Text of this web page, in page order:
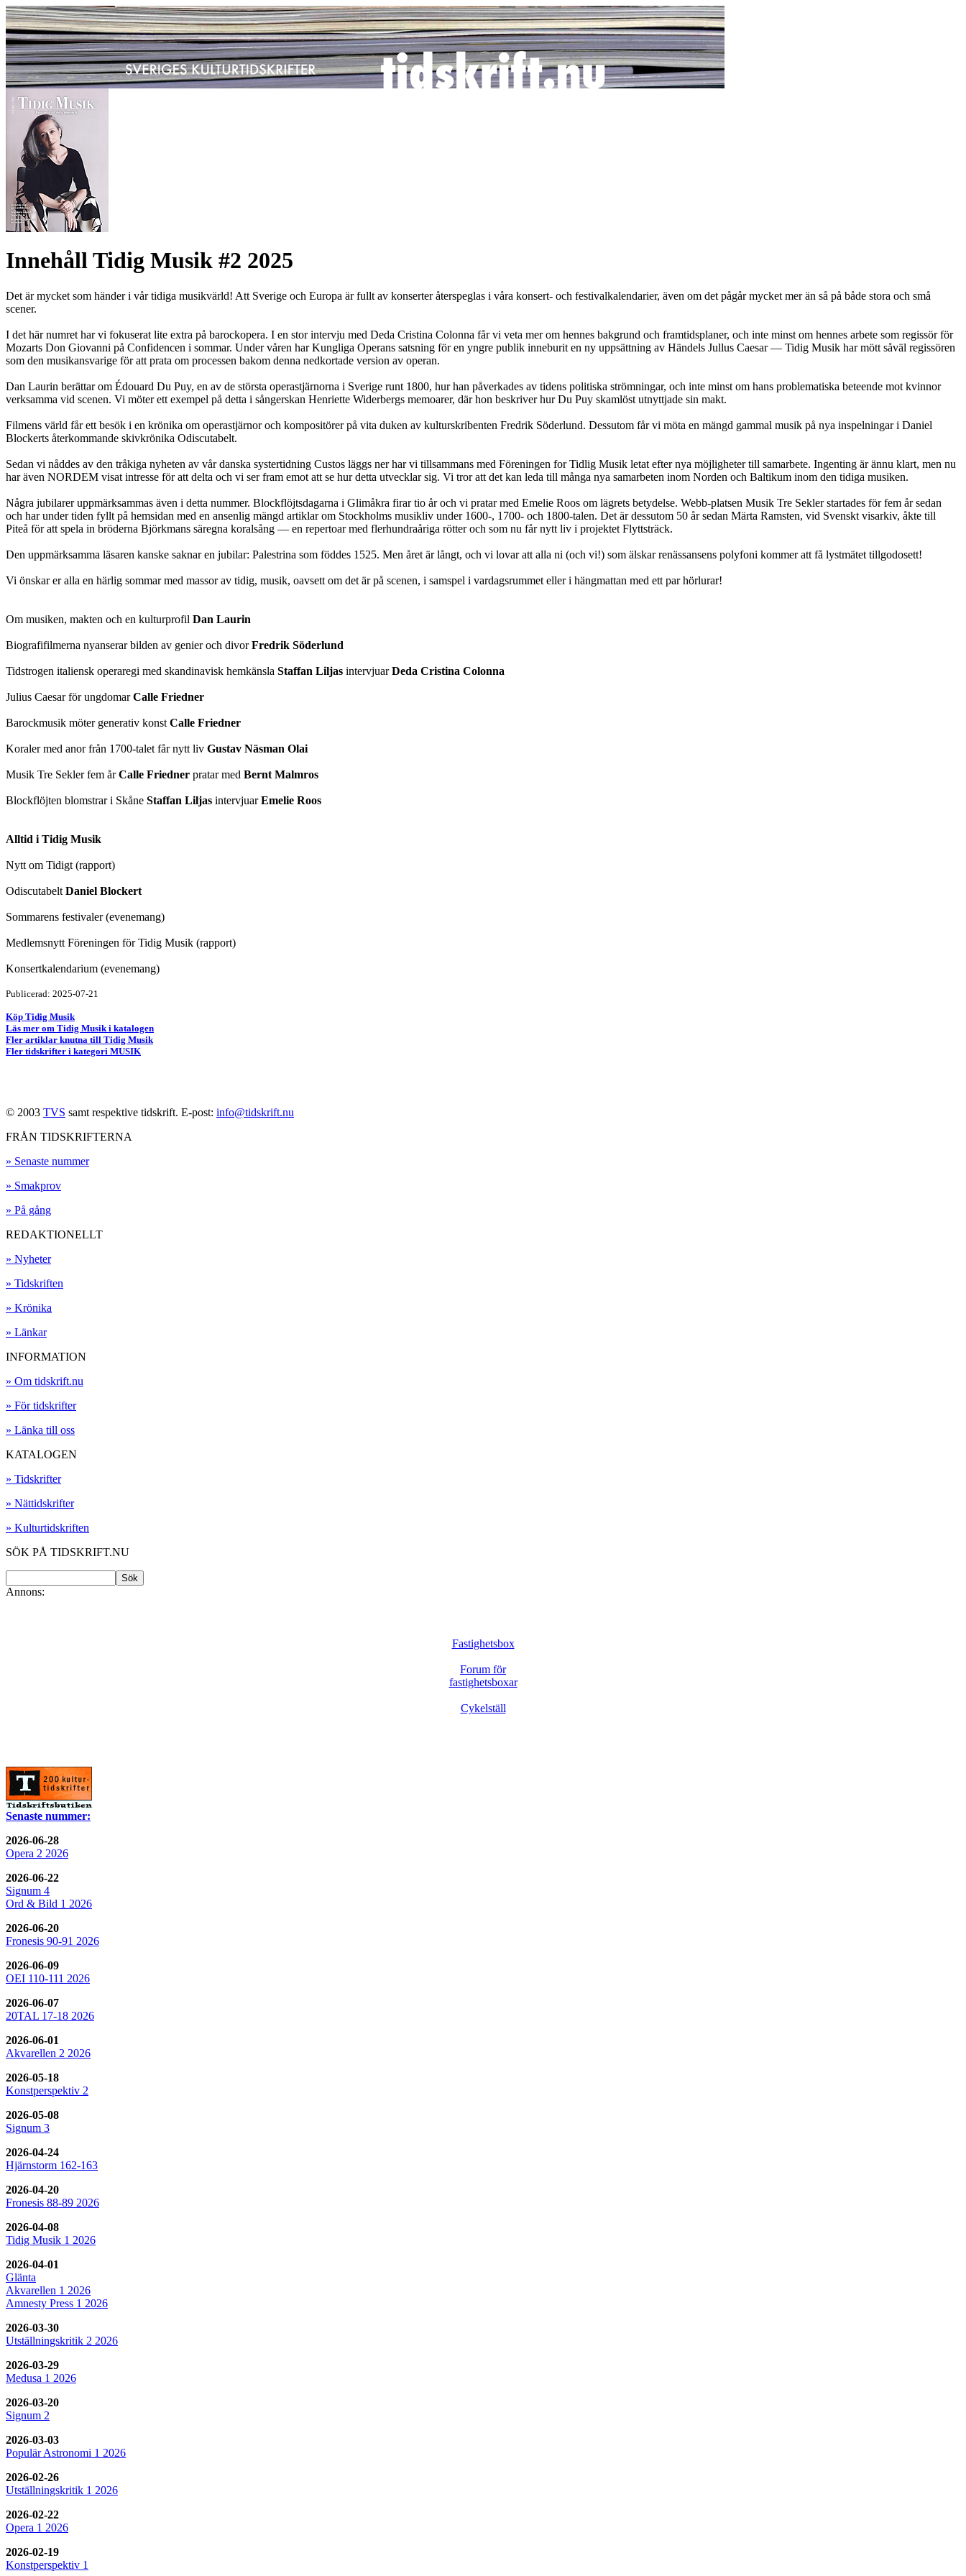
Innehåll Tidig Musik #2 2025
Det är mycket som händer i vår tidiga musikvärld! Att Sverige och Europa är fullt av konserter återspeglas i våra konsert- och festivalkalendarier, även om det pågår mycket mer än så på både stora och små
scener.
I det här numret har vi fokuserat lite extra på barockopera. I en stor intervju med Deda Cristina Colonna får vi veta mer om hennes bakgrund och framtidsplaner, och inte minst om hennes arbete som regissör för
Mozarts Don Giovanni på Confidencen i sommar. Under våren har Kungliga Operans satsning för en yngre publik inneburit en ny uppsättning av Händels Jullus Caesar — Tidig Musik har mött såväl regissören
som den musikansvarige för att prata om processen bakom denna nedkortade version av operan.
Dan Laurin berättar om Édouard Du Puy, en av de största operastjärnorna i Sverige runt 1800, hur han påverkades av tidens politiska strömningar, och inte minst om hans problematiska beteende mot kvinnor
verksamma vid scenen. Vi möter ett exempel på detta i sångerskan Henriette Widerbergs memoarer, där hon beskriver hur Du Puy skamlöst utnyttjade sin makt.
Filmens värld får ett besök i en krönika om operastjärnor och kompositörer på vita duken av kulturskribenten Fredrik Söderlund. Dessutom får vi möta en mängd gammal musik på nya inspelningar i Daniel
Blockerts återkommande skivkrönika Odiscutabelt.
Sedan vi nåddes av den tråkiga nyheten av vår danska systertidning Custos läggs ner har vi tillsammans med Föreningen for Tidlig Musik letat efter nya möjligheter till samarbete. Ingenting är ännu klart, men nu
har även NORDEM visat intresse för att delta och vi ser fram emot att se hur detta utvecklar sig. Vi tror att det kan leda till många nya samarbeten inom Norden och Baltikum inom den tidiga musiken.
Några jubilarer uppmärksammas även i detta nummer. Blockflöjtsdagarna i Glimåkra firar tio år och vi pratar med Emelie Roos om lägrets betydelse. Webb-platsen Musik Tre Sekler startades för fem år sedan
och har under tiden fyllt på hemsidan med en ansenlig mängd artiklar om Stockholms musikliv under 1600-, 1700- och 1800-talen. Det är dessutom 50 år sedan Märta Ramsten, vid Svenskt visarkiv, åkte till
Piteå för att spela in bröderna Björkmans säregna koralsång — en repertoar med flerhundraåriga rötter och som nu får nytt liv i projektet Flyttsträck.
Den uppmärksamma läsaren kanske saknar en jubilar: Palestrina som föddes 1525. Men året är långt, och vi lovar att alla ni (och vi!) som älskar renässansens polyfoni kommer att få lystmätet tillgodosett!
Vi önskar er alla en härlig sommar med massor av tidig, musik, oavsett om det är på scenen, i samspel i vardagsrummet eller i hängmattan med ett par hörlurar!
Om musiken, makten och en kulturprofil Dan Laurin
Biografifilmerna nyanserar bilden av genier och divorFredrik Söderlund
Tidstrogen italiensk operaregi med skandinavisk hemkänsla Staffan Liljas intervjuarDeda Cristina Colonna
Julius Caesar för ungdomarCalle Friedner
Barockmusik möter generativ konst Calle Friedner
Koraler med anor från 1700-talet får nytt liv Gustav Näsman Olai
Musik Tre Sekler fem årCalle Friedner pratar med Bernt Malmros
Blockflöjten blomstrar i Skåne Staffan Liljas intervjuarEmelie Roos
Alltid i Tidig Musik
Nytt om Tidigt (rapport)
Odiscutabelt Daniel Blockert
Sommarens festivaler (evenemang)
Medlemsnytt Föreningen för Tidig Musik (rapport)
Konsertkalendarium (evenemang)
Publicerad: 2025-07-21
Köp Tidig Musik
Läs mer om Tidig Musik i katalogen
Fler artiklar knutna till Tidig Musik
Fler tidskrifter i kategori MUSIK
© 2003 TVS samt respektive tidskrift. E-post: info@tidskrift.nu
FRÅN TIDSKRIFTERNA
» Senaste nummer
» Smakprov
» På gång
REDAKTIONELLT
» Nyheter
» Tidskriften
» Krönika
» Länkar
INFORMATION
» Om tidskrift.nu
» För tidskrifter
» Länka till oss
KATALOGEN
» Tidskrifter
» Nättidskrifter
» Kulturtidskriften
SÖK PÅ TIDSKRIFT.NU
Annons:
Fastighetsbox
Forum för
fastighetsboxar
Cykelställ
Senaste nummer:
2026-06-28
Opera 2 2026
2026-06-22
Signum 4
Ord & Bild 1 2026
2026-06-20
Fronesis 90-91 2026
2026-06-09
OEI 110-111 2026
2026-06-07
20TAL 17-18 2026
2026-06-01
Akvarellen 2 2026
2026-05-18
Konstperspektiv 2
2026-05-08
Signum 3
2026-04-24
Hjärnstorm 162-163
2026-04-20
Fronesis 88-89 2026
2026-04-08
Tidig Musik 1 2026
2026-04-01
Glänta
Akvarellen 1 2026
Amnesty Press 1 2026
2026-03-30
Utställningskritik 2 2026
2026-03-29
Medusa 1 2026
2026-03-20
Signum 2
2026-03-03
Populär Astronomi 1 2026
2026-02-26
Utställningskritik 1 2026
2026-02-22
Opera 1 2026
2026-02-19
Konstperspektiv 1